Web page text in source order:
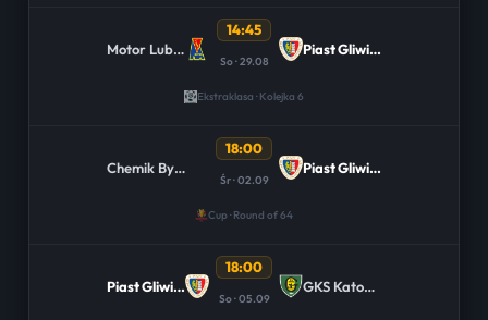
Motor Lublin
14:45
So · 29.08
Piast Gliwice
Ekstraklasa · Kolejka 6
Chemik Bydgoszcz
18:00
Śr · 02.09
Piast Gliwice
Cup · Round of 64
Piast Gliwice
18:00
So · 05.09
GKS Katowice